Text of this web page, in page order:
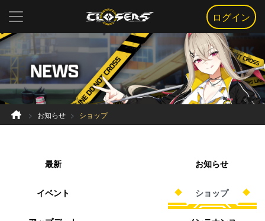
ログイン
お知らせ ショップ
最新 お知らせ
イベント ショップ